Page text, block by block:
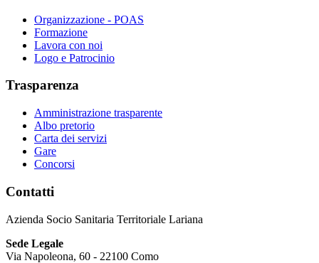
Organizzazione - POAS
Formazione
Lavora con noi
Logo e Patrocinio
Trasparenza
Amministrazione trasparente
Albo pretorio
Carta dei servizi
Gare
Concorsi
Contatti
Azienda Socio Sanitaria Territoriale Lariana
Sede Legale
Via Napoleona, 60 - 22100 Como